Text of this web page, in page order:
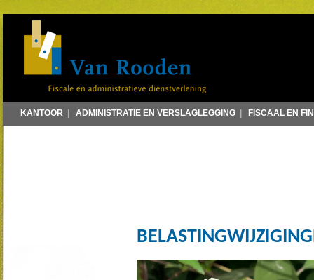
KANTOOR | ADMINISTRATIE EN VERSLAGLEGGING | FISCAAL EN